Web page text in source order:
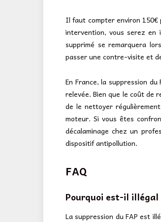
Il faut compter environ 150€
intervention, vous serez en
supprimé se remarquera
passer une contre-visite et
En France, la suppression
relevée. Bien que le coût de
de le nettoyer
moteur. Si vous êtes
décalaminage chez un
dispositif antipollution.
FAQ
Pourquoi est-il illégal
La suppression du FAP est